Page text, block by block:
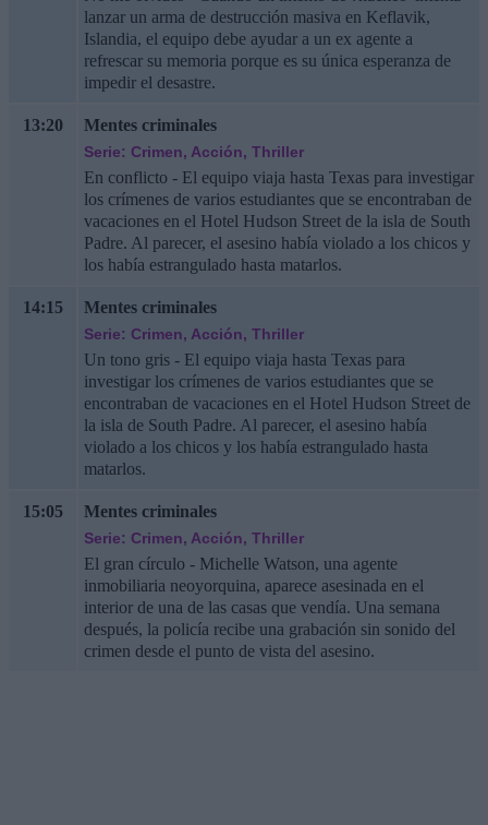
lanzar un arma de destrucción masiva en Keflavik,
Islandia, el equipo debe ayudar a un ex agente a
refrescar su memoria porque es su única esperanza de
impedir el desastre.
13:20 Mentes criminales
Serie: Crimen, Acción, Thriller
En conflicto - El equipo viaja hasta Texas para investigar
los crímenes de varios estudiantes que se encontraban de
vacaciones en el Hotel Hudson Street de la isla de South
Padre. Al parecer, el asesino había violado a los chicos y
los había estrangulado hasta matarlos.
14:15 Mentes criminales
Serie: Crimen, Acción, Thriller
Un tono gris - El equipo viaja hasta Texas para
investigar los crímenes de varios estudiantes que se
encontraban de vacaciones en el Hotel Hudson Street de
la isla de South Padre. Al parecer, el asesino había
violado a los chicos y los había estrangulado hasta
matarlos.
15:05 Mentes criminales
Serie: Crimen, Acción, Thriller
El gran círculo - Michelle Watson, una agente
inmobiliaria neoyorquina, aparece asesinada en el
interior de una de las casas que vendía. Una semana
después, la policía recibe una grabación sin sonido del
crimen desde el punto de vista del asesino.